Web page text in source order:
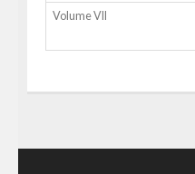
Volume VII